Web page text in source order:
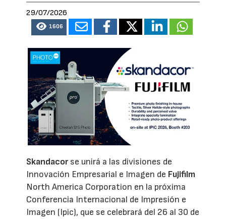
29/07/2026
1606
Skandacorse unirá a las divisiones de
Innovación Empresarial e Imagen de Fujifilm
North America Corporation en la próxima
Conferencia Internacional de Impresión e
Imagen (Ipic), que se celebrará del 26 al 30 de